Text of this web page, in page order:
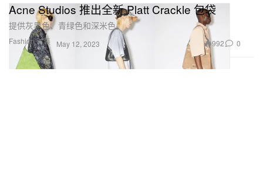
Fashion 时装
Acne Studios 推出全新 Platt Crackle 包袋
提供灰黑色、青绿色和深米色。
May 12, 2023 992 0